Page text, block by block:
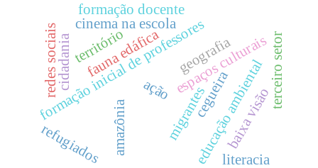
espaços culturais
formação inicial de professores
amazônia
fauna edáfica
educação ambiental
cinema na escola
formação docente
terceiro setor
território
refugiados
migrantescegueirabaixa visão
literacia
ação
cidadania
redes sociais geografia